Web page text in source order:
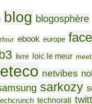
blog blogosphère
ebook europe
livre loic le meur
netvibes
sarkozy
technorati